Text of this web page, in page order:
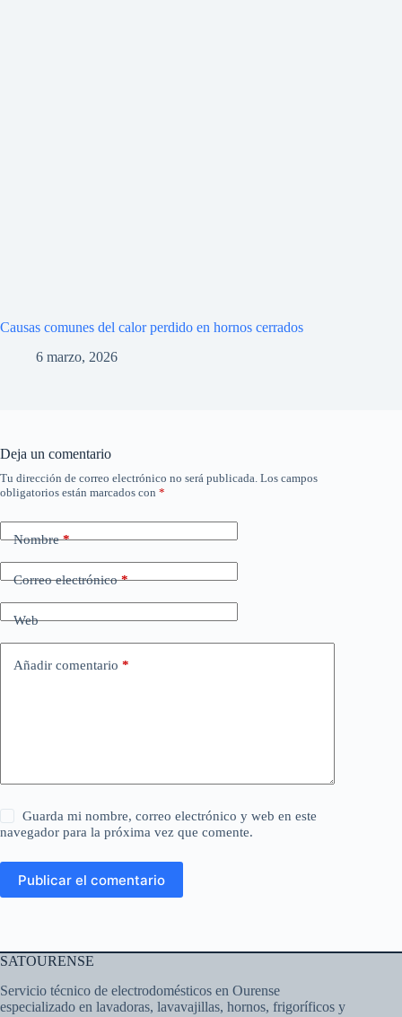
Causas comunes del calor perdido en hornos cerrados
6 marzo, 2026
Deja un comentario
Tu dirección de correo electrónico no será publicada. Los campos
obligatorios están marcados con *
Nombre*
Correo electrónico*
Web
Añadir comentario *
Guarda mi nombre, correo electrónico y web en este
navegador para la próxima vez que comente.
Publicar el comentario
SATOURENSE
Servicio técnico de electrodomésticos en Ourense
especializado en lavadoras, lavavajillas, hornos, frigoríficos y